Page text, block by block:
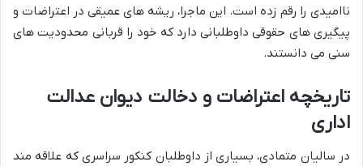
ناامیدی را رقم زده است. این ماجرا، ریشه های عمیقی در اعتراضات و
پیگیری های حقوقی داوطلبانی دارد که خود را قربانی محدودیت های
سنی می دانستند.
تاریخچه اعتراضات و دخالت دیوان عدالت
اداری
در سالیان متمادی، بسیاری از داوطلبان کنکور سراسری که علاقه مند